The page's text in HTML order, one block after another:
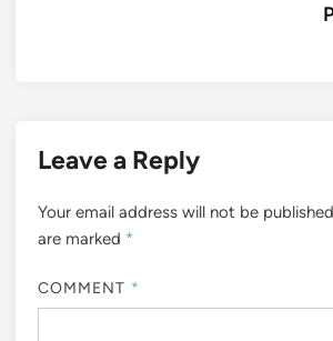
Leave a Reply
Your email address will not be
are marked *
COMMENT *